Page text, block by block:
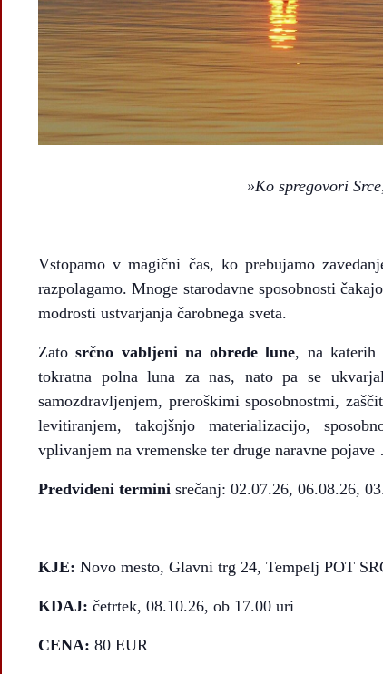
»Ko spregovori
Vstopamo v magični čas, ko prebujamo
razpolagamo. Mnoge starodavne sposobnosti
modrosti ustvarjanja čarobnega sveta.
Zatosrčno vabljeni na obrede lune, na katerih
tokratna polna luna za nas, nato pa se
samozdravljenjem, preroškimi sposobnostmi,
levitiranjem, takojšnjo materializacijo,
vplivanjem na vremenske ter druge naravne
Predvideni termini srečanj: 02.07.26, 06.08.26,
KJE: Novo mesto, Glavni trg 24, Tempelj POT
KDAJ: četrtek, 08.10.26, ob 17.00 uri
CENA: 80 EUR